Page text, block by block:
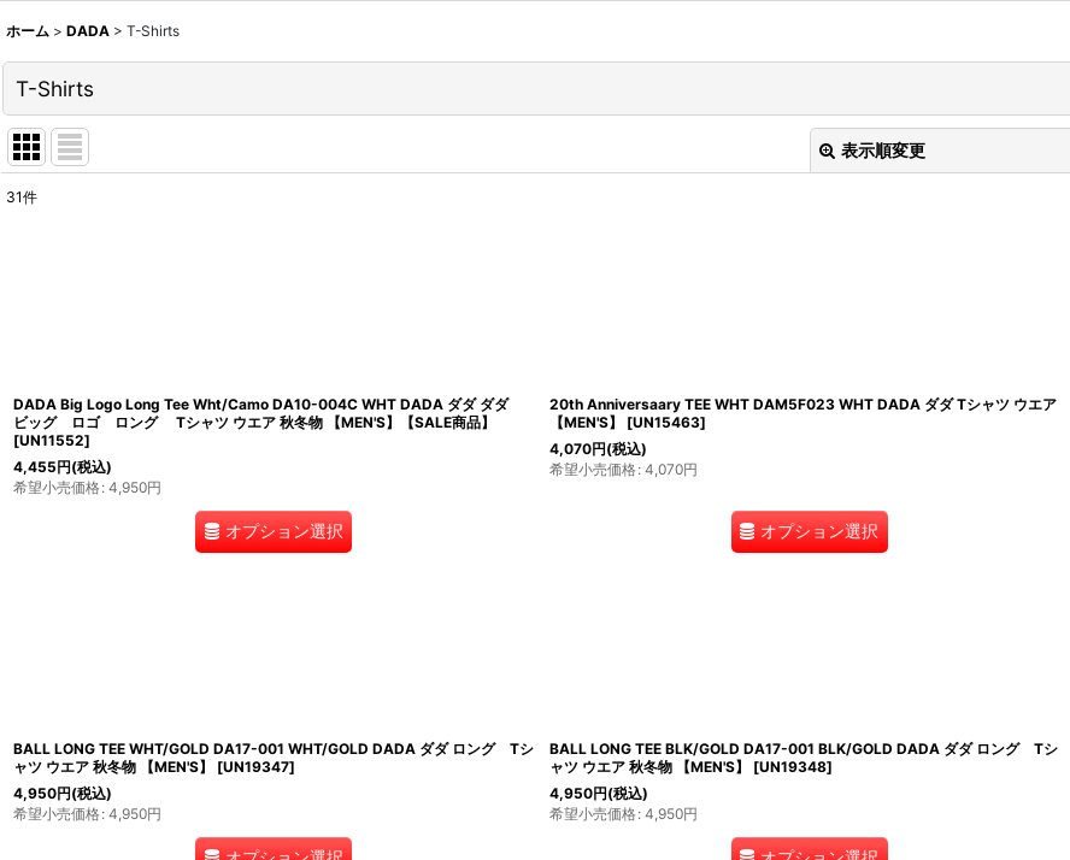
ホーム > DADA > T-Shirts
T-Shirts
表示順変更
31件
DADA Big Logo Long Tee Wht/Camo DA10-004C WHT DADA ダダ ダダ
ビッグ ロゴ ロング Tシャツ ウエア 秋冬物 【MEN'S】【SALE商品】
[UN11552]
4,455円(税込)
希望小売価格: 4,950円
オプション選択
20th Anniversaary TEE WHT DAM5F023 WHT DADA ダダ Tシャツ ウエア
【MEN'S】
[UN15463]
4,070円(税込)
希望小売価格: 4,070円
オプション選択
BALL LONG TEE WHT/GOLD DA17-001 WHT/GOLD DADA ダダ ロング Tシ
ャツ ウエア 秋冬物 【MEN'S】
[UN19347]
4,950円(税込)
希望小売価格: 4,950円
BALL LONG TEE BLK/GOLD DA17-001 BLK/GOLD DADA ダダ ロング Tシ
ャツ ウエア 秋冬物 【MEN'S】
[UN19348]
4,950円(税込)
希望小売価格: 4,950円